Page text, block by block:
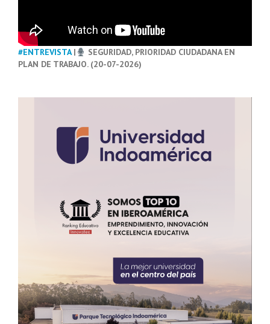
#ENTREVISTA|
SEGURIDAD, PRIORIDAD CIUDADANA EN
PLAN DE TRABAJO. (20-07-2026)